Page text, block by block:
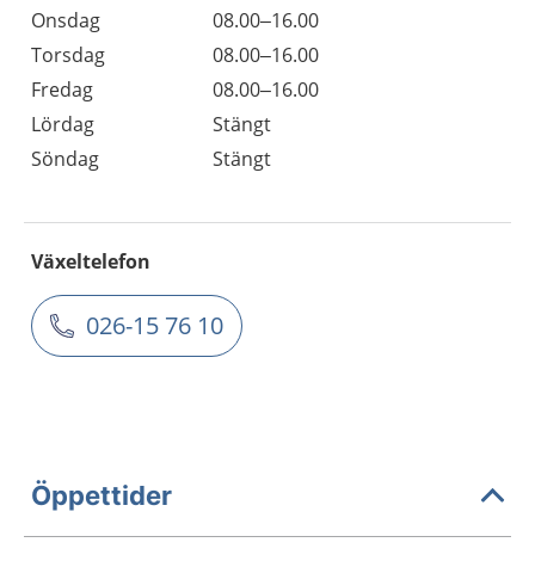
Onsdag
08.00–16.00
Torsdag
08.00–16.00
Fredag
08.00–16.00
Lördag
Stängt
Söndag
Stängt
Växeltelefon
026-15 76 10
Öppettider